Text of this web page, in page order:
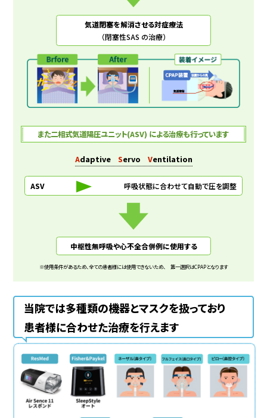
気道閉塞を解消させる対症療法
（閉塞性SAS の治療）
また二相式気道陽圧ユニット(ASV) による治療も行っています
Adaptive Servo Ventilation
ASV 呼吸状態に合わせて自動で圧を調整
中枢性無呼吸や心不全合併例に使用する
※使用条件があるため、全ての患者様には使用できないため、 第一選択はCPAPとなります
当院では多種類の機器とマスクを扱っており
患者様に合わせた治療を行えます